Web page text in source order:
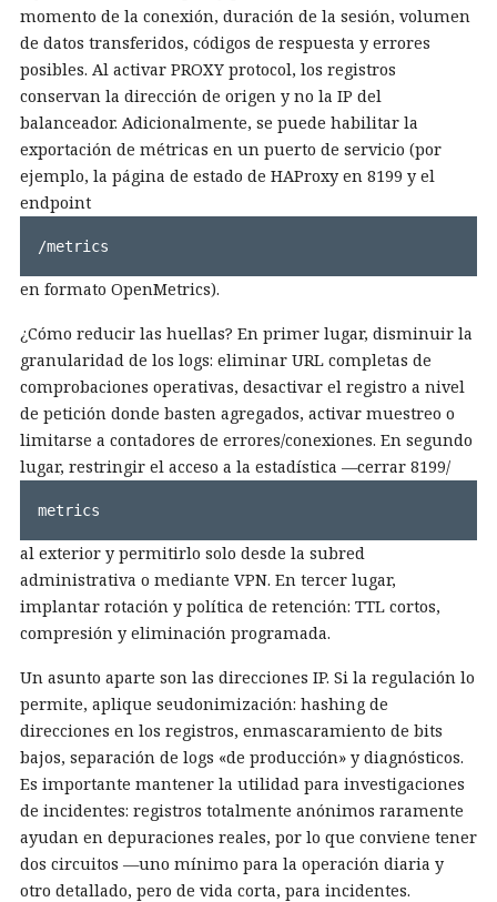
momento de la conexión, duración de la sesión, volumen
de datos transferidos, códigos de respuesta y errores
posibles. Al activar PROXY protocol, los registros
conservan la dirección de origen y no la IP del
balanceador. Adicionalmente, se puede habilitar la
exportación de métricas en un puerto de servicio (por
ejemplo, la página de estado de HAProxy en 8199 y el
endpoint
/metrics
en formato OpenMetrics).
¿Cómo reducir las huellas? En primer lugar, disminuir la
granularidad de los logs: eliminar URL completas de
comprobaciones operativas, desactivar el registro a nivel
de petición donde basten agregados, activar muestreo o
limitarse a contadores de errores/conexiones. En segundo
lugar, restringir el acceso a la estadística —cerrar 8199/
metrics
al exterior y permitirlo solo desde la subred
administrativa o mediante VPN. En tercer lugar,
implantar rotación y política de retención: TTL cortos,
compresión y eliminación programada.
Un asunto aparte son las direcciones IP. Si la regulación lo
permite, aplique seudonimización: hashing de
direcciones en los registros, enmascaramiento de bits
bajos, separación de logs «de producción» y diagnósticos.
Es importante mantener la utilidad para investigaciones
de incidentes: registros totalmente anónimos raramente
ayudan en depuraciones reales, por lo que conviene tener
dos circuitos —uno mínimo para la operación diaria y
otro detallado, pero de vida corta, para incidentes.